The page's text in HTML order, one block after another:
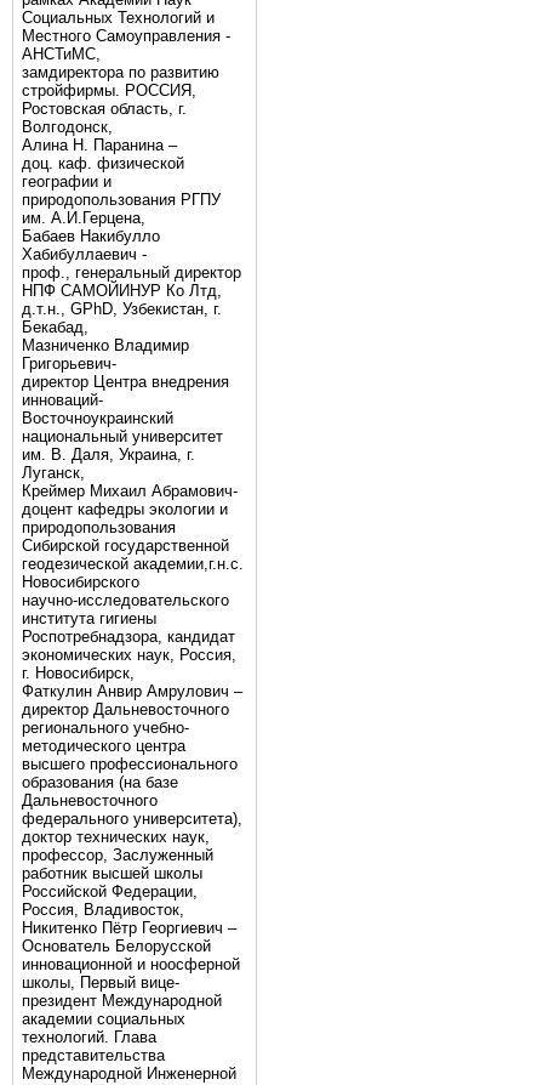
Социальных Технологий и
Местного Самоуправления -
АНСТиМС,
замдиректора по развитию
стройфирмы. РОССИЯ,
Ростовская область, г.
Волгодонск,
Алина Н. Паранина –
доц. каф. физической
географии и
природопользования РГПУ
им. А.И.Герцена,
Бабаев Накибулло
Хабибуллаевич -
проф., генеральный директор
НПФ САМОЙИНУР Ко Лтд,
д.т.н., GPhD, Узбекистан, г.
Бекабад,
Мазниченко Владимир
Григорьевич-
директор Центра внедрения
инноваций-
Восточноукраинский
национальный университет
им. В. Даля, Украина, г.
Луганск,
Креймер Михаил Абрамович-
доцент кафедры экологии и
природопользования
Сибирской государственной
геодезической академии,г.н.с.
Новосибирского
научно-исследовательского
института гигиены
Роспотребнадзора, кандидат
экономических наук, Россия,
г. Новосибирск,
Фаткулин Анвир Амрулович –
директор Дальневосточного
регионального учебно-
методического центра
высшего профессионального
образования (на базе
Дальневосточного
федерального университета),
доктор технических наук,
профессор, Заслуженный
работник высшей школы
Российской Федерации,
Россия, Владивосток,
Никитенко Пётр Георгиевич –
Основатель Белорусской
инновационной и ноосферной
школы, Первый вице-
президент Международной
академии социальных
технологий. Глава
представительства
Международной Инженерной